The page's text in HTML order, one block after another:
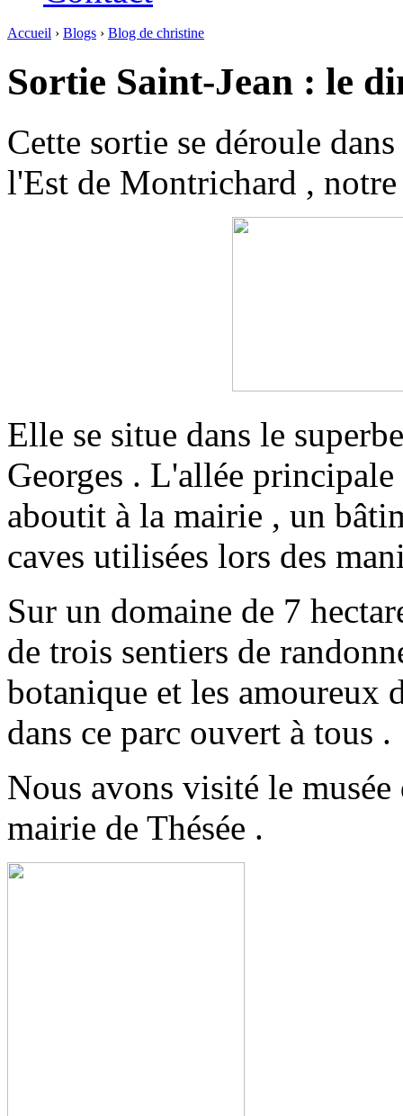
Accueil › Blogs › Blog de christine
Sortie Saint-Jean : le
Cette sortie se déroule
l'Est de Montrichard ,
Elle se situe dans le
Georges . L'allée
aboutit à la mairie , un
caves utilisées lors des
Sur un domaine de 7
de trois sentiers de
botanique et les amoureux
dans ce parc ouvert à tous .
Nous avons visité le
mairie de Thésée .